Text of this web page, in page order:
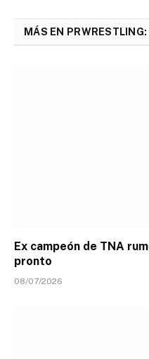
MÁS EN PRWRESTLING:
Ex campeón de TNA
pronto
08/07/2026